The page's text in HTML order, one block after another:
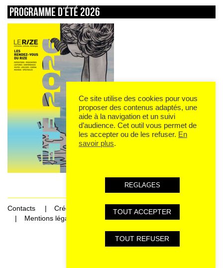
Programme d’été 2026
Contacts
Crédits
Mentions légales et données personnelles
Ce site utilise des cookies pour vous
proposer des contenus adaptés, une
aide à la navigation et un suivi
d’audience. Cet outil vous permet de
les accepter ou de les refuser. En
savoir plus.
REGLAGES
TOUT ACCEPTER
TOUT REFUSER